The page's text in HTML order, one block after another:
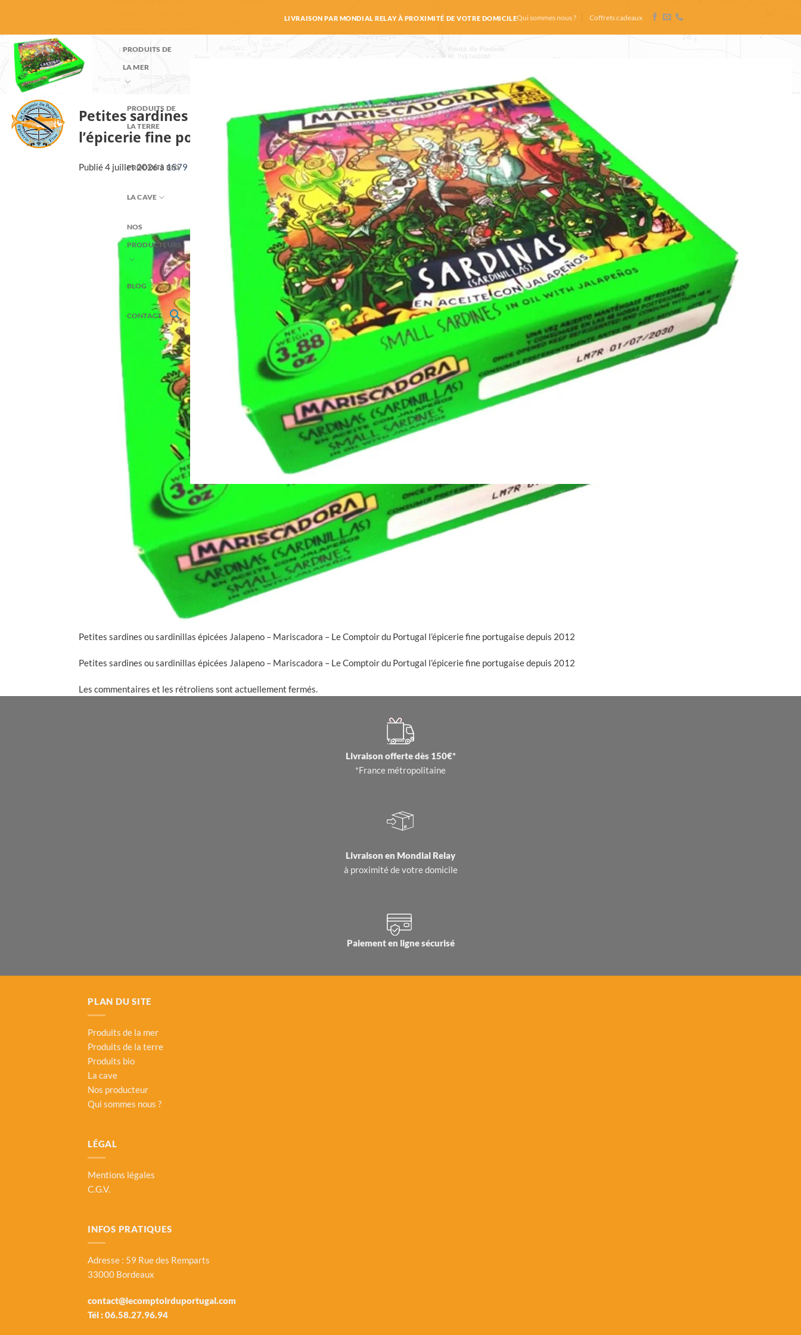
contenu
LIVRAISON PAR MONDIAL RELAY À PROXIMITÉ DE VOTRE DOMICILEQui sommes nous ? Coffrets cadeaux
PRODUITS DE
LA MER
PRODUITS DE
LA TERRE
PRODUITS BIO
LA CAVE
NOS
PRODUCTEURS
BLOG
CONTACT
Petites sardines ou sardinillas épicées Jalapeno – Mariscadora – Le Comptoir du Portugal
l’épicerie fine portugaise depuis 2012
Publié4 juillet 2026à 1579 × 1117 Petites sardines épicées au Jalapeno – Mariscadora
Petites sardines ou sardinillas épicées Jalapeno – Mariscadora – Le Comptoir du Portugal l’épicerie fine portugaise depuis 2012
Petites sardines ou sardinillas épicées Jalapeno – Mariscadora – Le Comptoir du Portugal l’épicerie fine portugaise depuis 2012
Les commentaires et les rétroliens sont actuellement fermés.
Livraison offerte dès 150€*
*France métropolitaine
Livraison en Mondial Relay
à proximité de votre domicile
Paiement en ligne sécurisé
PLAN DU SITE
Produits de la mer
Produits de la terre
Produits bio
La cave
Nos producteur
Qui sommes nous ?
LÉGAL
Mentions légales
C.G.V.
INFOS PRATIQUES
Adresse : 59 Rue des Remparts
33000 Bordeaux
contact@lecomptoirduportugal.com
Tél :06.58.27.96.94